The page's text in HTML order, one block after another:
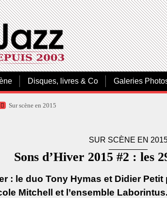
Disques, livres & Co Galeries
Sur scène en 2015
SUR SCÈNE EN
Sons d’Hiver 2015 #2 : les
: le duo Tony Hymas et Didier
Mitchell et l’ensemble